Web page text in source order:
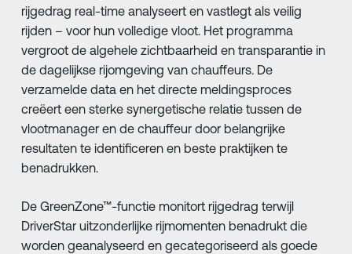
rijgedrag real-time analyseert en vastlegt als veilig
rijden – voor hun volledige vloot. Het programma
vergroot de algehele zichtbaarheid en transparantie in
de dagelijkse rijomgeving van chauffeurs. De
verzamelde data en het directe meldingsproces
creëert een sterke synergetische relatie tussen de
vlootmanager en de chauffeur door belangrijke
resultaten te identificeren en beste praktijken te
benadrukken.
De GreenZone™-functie monitort rijgedrag terwijl
DriverStar uitzonderlijke rijmomenten benadrukt die
worden geanalyseerd en gecategoriseerd als goede